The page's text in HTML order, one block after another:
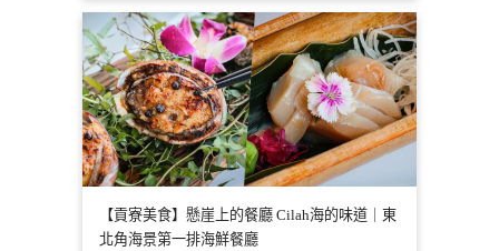
【貢寮美食】懸崖上的餐廳 Cilah海的味道｜東
北角海景第一排海鮮餐廳